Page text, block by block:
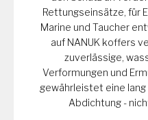
Rettungseinsätze, für
Marine und Taucher
auf NANUK koffers
zuverlässige,
Verformungen und
gewährleistet eine
Abdichtung -